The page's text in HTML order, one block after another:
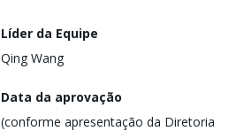
Líder da Equipe
Qing Wang
Data da aprovação
(conforme apresentação da Diretoria